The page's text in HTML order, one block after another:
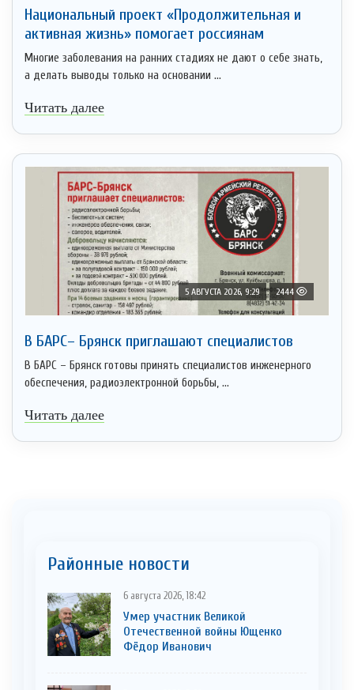
Национальный проект «Продолжительная и
активная жизнь» помогает россиянам
Многие заболевания на ранних стадиях не дают о себе знать,
а делать выводы только на основании ...
Читать далее
5 АВГУСТА 2026, 9:29 2444
В БАРС– Брянcк приглaшают cпециaлистoв
В БАРС – Брянск готовы принять специалистов инженерного
обеспечения, радиоэлектронной борьбы, ...
Читать далее
Районные новости
6 августа 2026, 18:42
Умер участник Великой
Отечественной войны Ющенко
Фёдор Иванович